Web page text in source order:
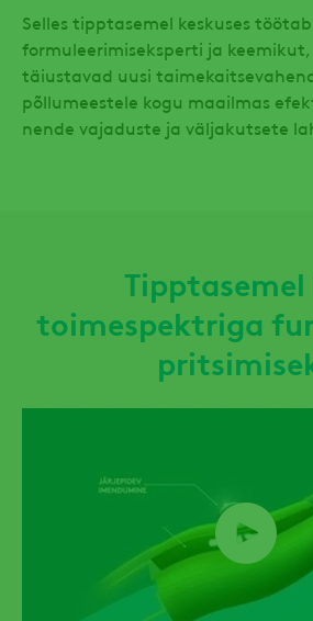
Selles tipptasemel keskuses
formuleerimiseksperti ja
täiustavad uusi
põllumeestele kogu maailmas
nende vajaduste ja väljakutsete
toimespektriga